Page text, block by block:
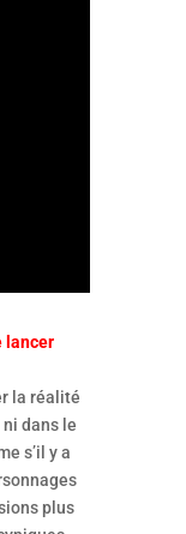
lancer
la réalité
ni dans le
s’il y a
plus